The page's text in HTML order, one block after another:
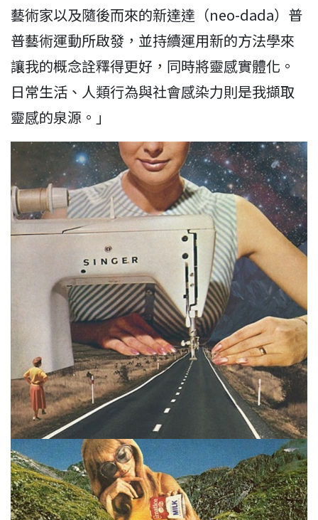
藝術家以及隨後而來的新達達（neo-dada）普
普藝術運動所啟發，並持續運用新的方法學來
讓我的概念詮釋得更好，同時將靈感實體化。
日常生活、人類行為與社會感染力則是我擷取
靈感的泉源。」